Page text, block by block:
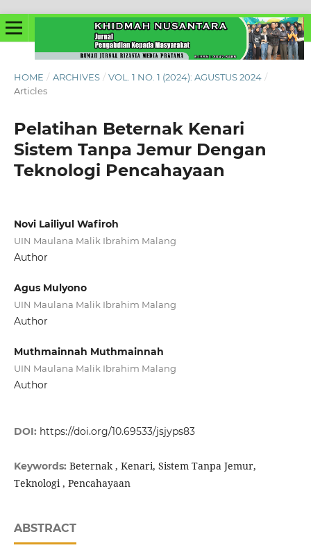
HOME / ARCHIVES / VOL. 1 NO. 1 (2024): AGUSTUS 2024 /
Articles
Pelatihan Beternak Kenari
Sistem Tanpa Jemur Dengan
Teknologi Pencahayaan
Novi Lailiyul Wafiroh
UIN Maulana Malik Ibrahim Malang
Author
Agus Mulyono
UIN Maulana Malik Ibrahim Malang
Author
Muthmainnah Muthmainnah
UIN Maulana Malik Ibrahim Malang
Author
DOI: https://doi.org/10.69533/jsjyps83
Keywords: Beternak , Kenari, Sistem Tanpa Jemur,
Teknologi , Pencahayaan
ABSTRACT